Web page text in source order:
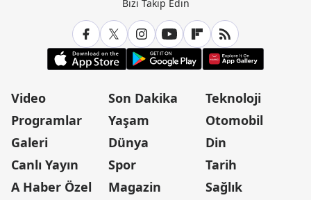
Bizi Takip Edin
Video
Programlar
Galeri
Canlı Yayın
A Haber Özel
Son Dakika
Yaşam
Dünya
Spor
Magazin
Teknoloji
Otomobil
Din
Tarih
Sağlık